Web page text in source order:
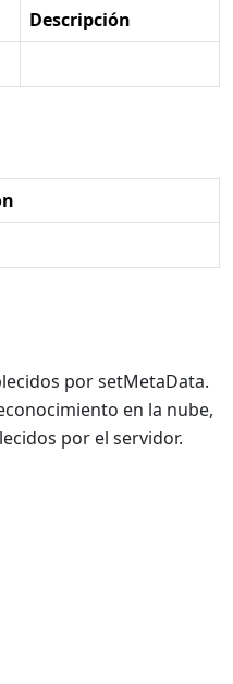
Descripción
por setMetaData.
en la nube,
por el servidor.